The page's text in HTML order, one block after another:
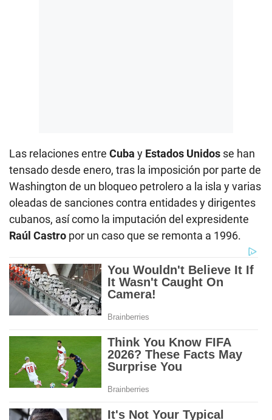
Las relaciones entre Cuba y Estados Unidos se han
tensado desde enero, tras la imposición por parte de
Washington de un bloqueo petrolero a la isla y varias
oleadas de sanciones contra entidades y dirigentes
cubanos, así como la imputación del expresidente
Raúl Castro por un caso que se remonta a 1996.